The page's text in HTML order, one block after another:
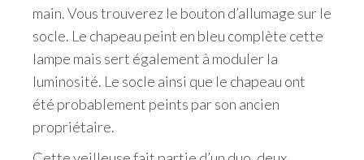
main. Vous trouverez le bouton d’allumage sur le
socle. Le chapeau peint en bleu complète cette
lampe mais sert également à moduler la
luminosité. Le socle ainsi que le chapeau ont
été probablement peints par son ancien
propriétaire.